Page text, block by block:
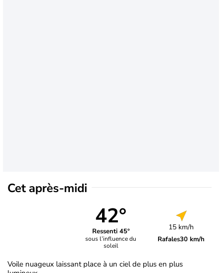
Cet après-midi
42°
Ressenti 45°
sous l’influence du
soleil
15 km/h
Rafales30 km/h
Voile nuageux laissant place à un ciel de plus en plus